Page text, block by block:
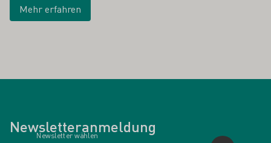
Mehr erfahren
Newsletteranmeldung
Newsletter wählen